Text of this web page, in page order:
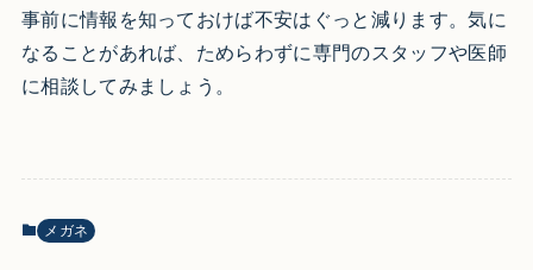
事前に情報を知っておけば不安はぐっと減ります。気に
なることがあれば、ためらわずに専門のスタッフや医師
に相談してみましょう。
メガネ